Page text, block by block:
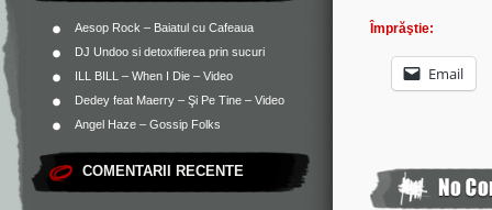
Aesop Rock – Baiatul cu Cafeaua
DJ Undoo si detoxifierea prin sucuri
ILL BILL – When I Die – Video
Dedey feat Maerry – Şi Pe Tine – Video
Angel Haze – Gossip Folks
COMENTARII RECENTE
Împrăştie:
Email